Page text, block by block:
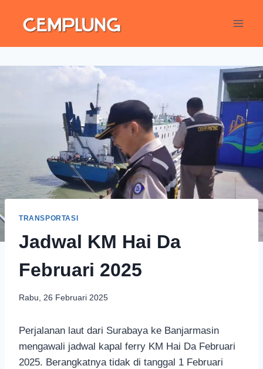
TRANSPORTASI
Jadwal KM Hai Da
Februari 2025
Rabu, 26 Februari 2025
Perjalanan laut dari Surabaya ke Banjarmasin
mengawali jadwal kapal ferry KM Hai Da Februari
2025. Berangkatnya tidak di tanggal 1 Februari